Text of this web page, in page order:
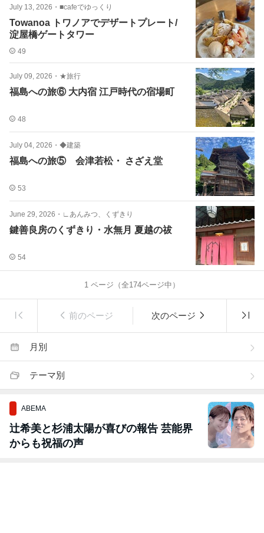
July 13, 2026 ・ ■cafeでゆっくり
Towanoa トワノアでデザートプレート/
淀屋橋ゲートタワー
49
July 09, 2026 ・ ★旅行
福島への旅⑥ 大内宿 江戸時代の宿場町
48
July 04, 2026 ・ ◆建築
福島への旅⑤ 会津若松・ さざえ堂
53
June 29, 2026 ・ ∟あんみつ、くずきり
鍵善良房のくずきり・水無月 夏越の祓
54
1 ページ（全174ページ中）
前のページ 次のページ
月別
テーマ別
ABEMA
辻希美と杉浦太陽が喜びの報告 芸能界
からも祝福の声